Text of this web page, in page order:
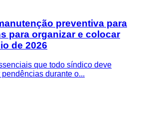
preventiva para
para organizar e colocar
de 2026
que todo síndico deve
durante o...